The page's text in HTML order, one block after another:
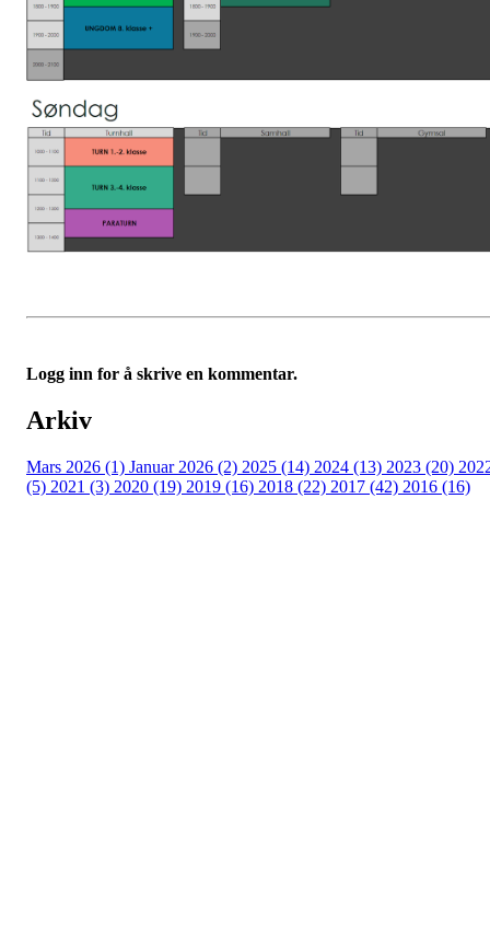
Logg inn for å skrive en kommentar.
Arkiv
Mars 2026 (1) Januar 2026 (2) 2025 (14) 2024 (13) 2023 (20)
(5) 2021 (3) 2020 (19) 2019 (16) 2018 (22) 2017 (42) 2016 (16)